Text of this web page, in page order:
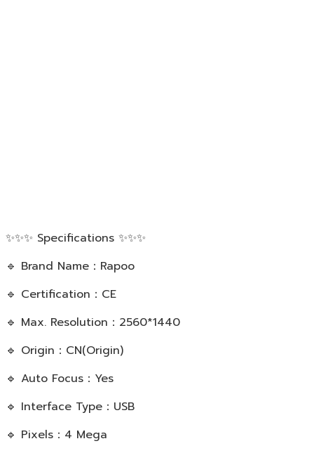
✨✨✨ Specifications ✨✨✨
🔹 Brand Name：Rapoo
🔹 Certification：CE
🔹 Max. Resolution：2560*1440
🔹 Origin：CN(Origin)
🔹 Auto Focus：Yes
🔹 Interface Type：USB
🔹 Pixels：4 Mega